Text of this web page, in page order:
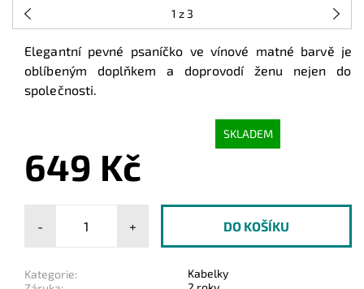
1 z 3
Elegantní pevné psaníčko ve vínové matné barvě je
oblíbeným doplňkem a doprovodí ženu nejen do
společnosti.
SKLADEM
649 Kč
- +
Kategorie:
Kabelky